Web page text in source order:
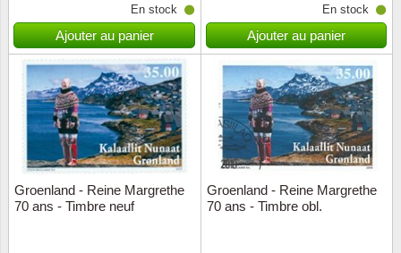
En stock
Ajouter au panier
En stock
Ajouter au panier
Groenland - Reine Margrethe
70 ans - Timbre neuf
Groenland - Reine Margrethe
70 ans - Timbre obl.
Saint-
Sport